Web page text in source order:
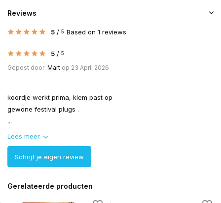
Reviews
5 / 5 Based on 1 reviews
5 / 5
Gepost door: Mart op 23 April 2026
koordje werkt prima, klem past op
gewone festival plugs .
...
Lees meer
Schrijf je eigen review
Gerelateerde producten